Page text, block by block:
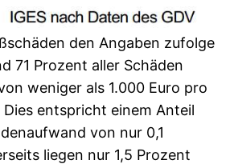
den Angaben zufolge
71 Prozent aller Schäden
weniger als 1.000 Euro pro
Dies entspricht einem Anteil
von nur 0,1
liegen nur 1,5 Prozent